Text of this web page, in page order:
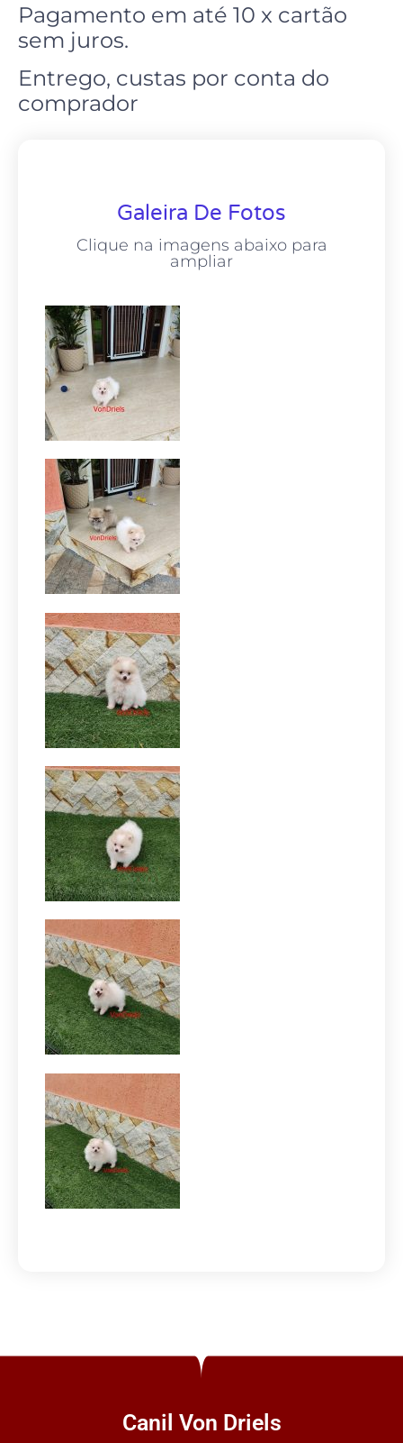
Pagamento em até 10 x cartão
sem juros.
Entrego, custas por conta do
comprador
Galeira De Fotos
Clique na imagens abaixo para
ampliar
Canil Von Driels